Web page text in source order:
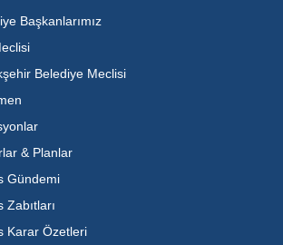
Başkanlarımız
Belediye Meclisi
& Planlar
Gündemi
Zabıtları
Karar Özetleri